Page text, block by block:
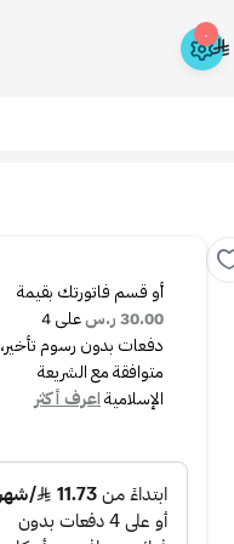
٠
أو قسم فاتورتك بقيمة
30.00 ر.س
على4
دفعات بدون رسوم تأخير،
متوافقة مع الشريعة
الإسلاميةاعرف أكثر